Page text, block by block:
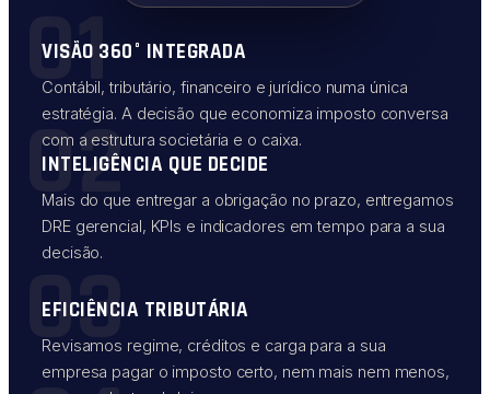
01
VISÃO 360° INTEGRADA
Contábil, tributário, financeiro e jurídico numa única
estratégia. A decisão que economiza imposto conversa
com a estrutura societária e o caixa.
02
INTELIGÊNCIA QUE DECIDE
Mais do que entregar a obrigação no prazo, entregamos
DRE gerencial, KPIs e indicadores em tempo para a sua
decisão.
03
EFICIÊNCIA TRIBUTÁRIA
Revisamos regime, créditos e carga para a sua
empresa pagar o imposto certo, nem mais nem menos,